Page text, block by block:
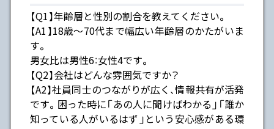
【Q1】年齢層と性別の割合を教えてください。
【A1】18歳～70代まで幅広い年齢層のかたがいま
す。
男女比は男性6：女性4です。
【Q2】会社はどんな雰囲気ですか？
【A2】社員同士のつながりが広く、情報共有が活発
です。困った時に「あの人に聞けばわかる」「誰か
知っている人がいるはず」という安心感がある環